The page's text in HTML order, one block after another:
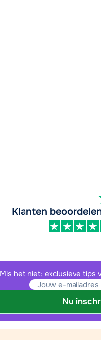
Klanten
Mis het niet: exclusieve tips
Nu